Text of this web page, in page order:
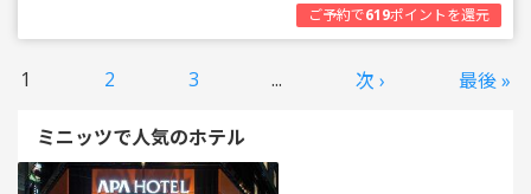
ご予約で619ポイントを還元
1 2 3 ... 次 › 最後 »
ミニッツで人気のホテル